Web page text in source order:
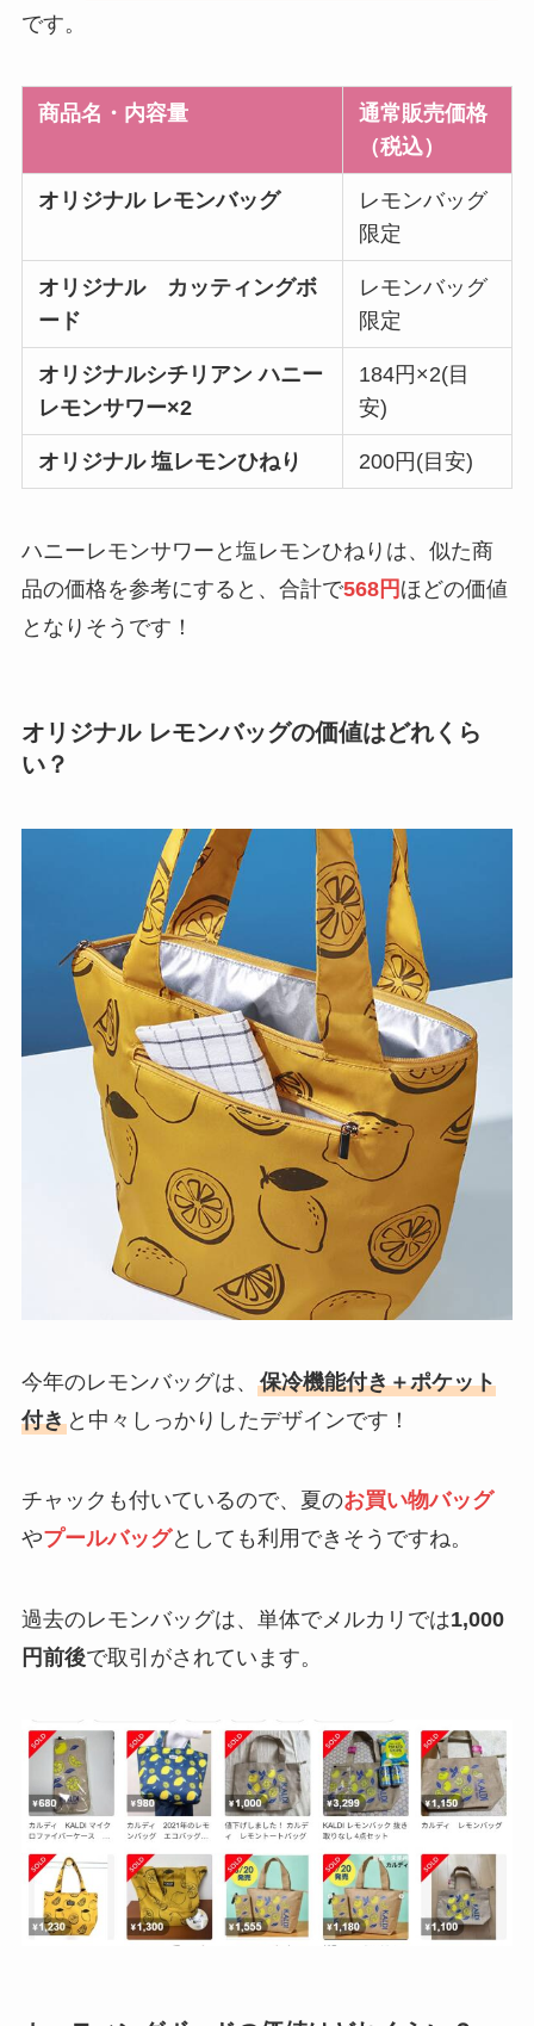
です。
商品名・内容量
通常販売価格
（税込）
オリジナル レモンバッグ
レモンバッグ
限定
オリジナル カッティングボ
ード
レモンバッグ
限定
オリジナルシチリアン ハニー
レモンサワー×2
184円×2(目
安)
オリジナル 塩レモンひねり 200円(目安)
ハニーレモンサワーと塩レモンひねりは、似た商
品の価格を参考にすると、合計で568円 ほどの価値
となりそうです！
オリジナル レモンバッグの価値はどれくら
い？
今年のレモンバッグは、 保冷機能付き＋ポケット
付きと中々しっかりしたデザインです！
チャックも付いているので、夏のお買い物バッグ
やプールバッグとしても利用できそうですね。
過去のレモンバッグは、単体でメルカリでは1,000
円前後で取引がされています。